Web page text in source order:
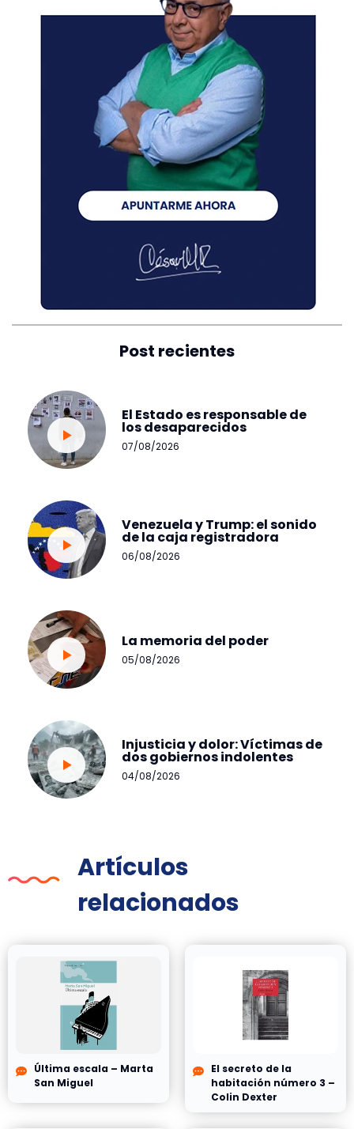
Post recientes
El Estado es responsable de
los desaparecidos
07/08/2026
Venezuela y Trump: el sonido
de la caja registradora
06/08/2026
La memoria del poder
05/08/2026
Injusticia y dolor: Víctimas de
dos gobiernos indolentes
04/08/2026
Artículos
relacionados
Última escala – Marta
San Miguel
El secreto de la
habitación número 3 –
Colin Dexter